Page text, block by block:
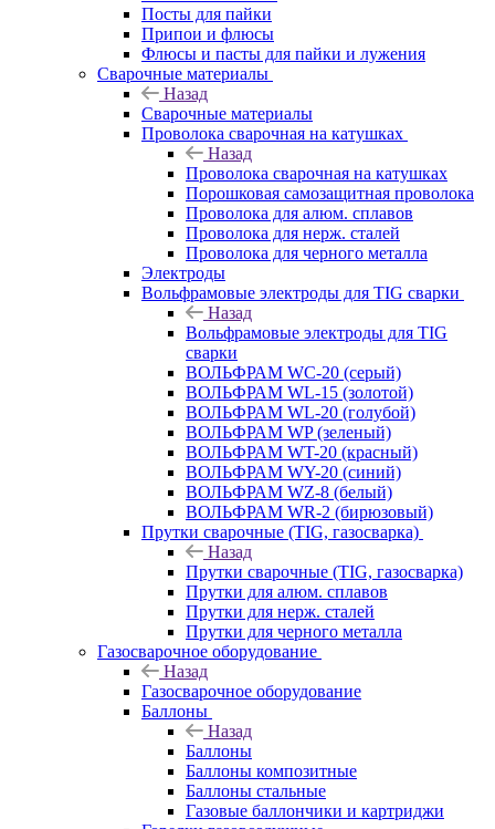
Посты для пайки
Припои и флюсы
Флюсы и пасты для пайки и лужения
Сварочные материалы
Назад
Сварочные материалы
Проволока сварочная на катушках
Назад
Проволока сварочная на катушках
Порошковая самозащитная проволока
Проволока для алюм. сплавов
Проволока для нерж. сталей
Проволока для черного металла
Электроды
Вольфрамовые электроды для TIG сварки
Назад
Вольфрамовые электроды для TIG
сварки
ВОЛЬФРАМ WC-20 (серый)
ВОЛЬФРАМ WL-15 (золотой)
ВОЛЬФРАМ WL-20 (голубой)
ВОЛЬФРАМ WP (зеленый)
ВОЛЬФРАМ WT-20 (красный)
ВОЛЬФРАМ WY-20 (синий)
ВОЛЬФРАМ WZ-8 (белый)
ВОЛЬФРАМ WR-2 (бирюзовый)
Прутки сварочные (TIG, газосварка)
Назад
Прутки сварочные (TIG, газосварка)
Прутки для алюм. сплавов
Прутки для нерж. сталей
Прутки для черного металла
Газосварочное оборудование
Назад
Газосварочное оборудование
Баллоны
Назад
Баллоны
Баллоны композитные
Баллоны стальные
Газовые баллончики и картриджи